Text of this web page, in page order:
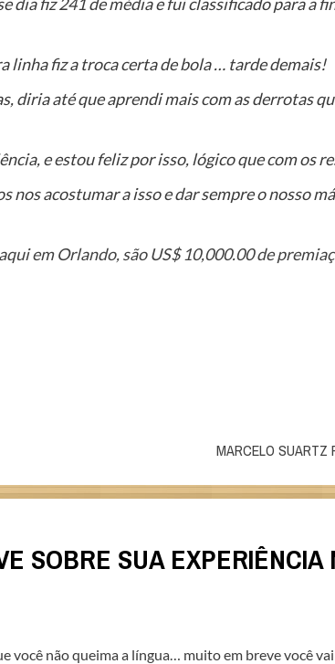
linha fiz a troca certa de bola … tarde demais!
até que aprendi mais com as derrotas
e estou feliz por isso, lógico que com os
acostumar a isso e dar sempre o nosso
em Orlando, são US$ 10,000.00 de
MARCELO SUARTZ
SOBRE SUA
você não queima a língua… muito em breve você